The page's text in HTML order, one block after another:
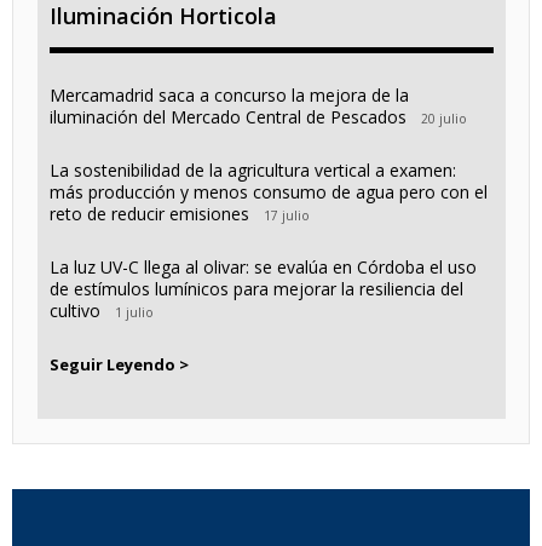
Iluminación Horticola
Mercamadrid saca a concurso la mejora de la
iluminación del Mercado Central de Pescados
20 julio
La sostenibilidad de la agricultura vertical a examen:
más producción y menos consumo de agua pero con el
reto de reducir emisiones
17 julio
La luz UV-C llega al olivar: se evalúa en Córdoba el uso
de estímulos lumínicos para mejorar la resiliencia del
cultivo
1 julio
Seguir Leyendo >